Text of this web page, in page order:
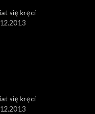
się kręci
się kręci